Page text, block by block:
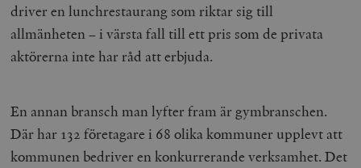
driver en lunchrestaurang som riktar sig till
allmänheten – i värsta fall till ett pris som de privata
aktörerna inte har råd att erbjuda.
En annan bransch man lyfter fram är gymbranschen.
Där har 132 företagare i 68 olika kommuner upplevt att
kommunen bedriver en konkurrerande verksamhet. Det